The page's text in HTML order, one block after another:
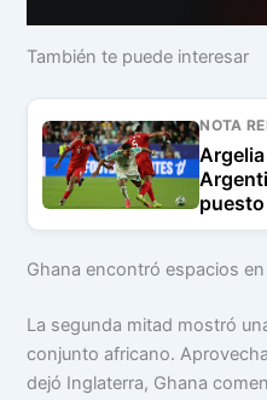
También te puede interesar
NOTA
Ghana encontró espacios
La segunda mitad mostró
conjunto africano.
dejó Inglaterra, Ghana